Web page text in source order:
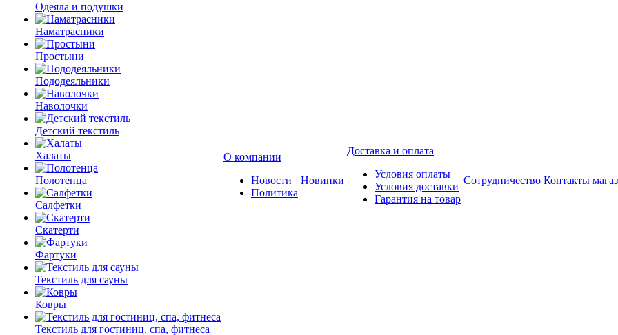
Одеяла и подушки
Наматрасники
Простыни
Пододеяльники
Наволочки
Детский текстиль
Халаты
Полотенца
Салфетки
Скатерти
Фартуки
Текстиль для сауны
Ковры
Текстиль для гостиниц, спа, фитнеса
О компании
Новости
Политика
Новинки
Доставка и оплата
Условия оплаты
Условия доставки
Гарантия на товар
Сотрудничество Контакты